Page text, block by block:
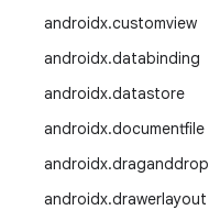
androidx.customview
androidx.databinding
androidx.datastore
androidx.documentfile
androidx.draganddrop
androidx.drawerlayout